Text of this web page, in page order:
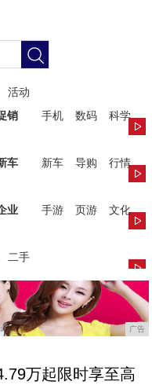
活动
销 手机 数码
科学
车 新车 导购
行情
业 手游 页游
文化
二手
广告
万起限时享至高